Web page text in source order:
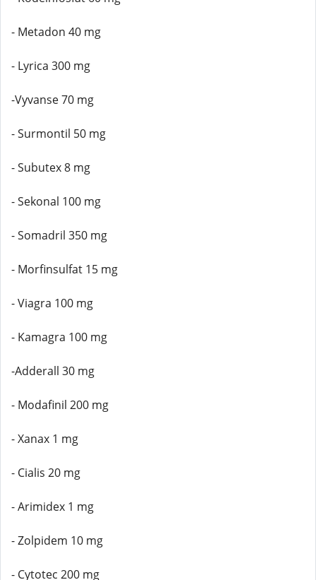
- Metadon 40 mg
- Lyrica 300 mg
-Vyvanse 70 mg
- Surmontil 50 mg
- Subutex 8 mg
- Sekonal 100 mg
- Somadril 350 mg
- Morfinsulfat 15 mg
- Viagra 100 mg
- Kamagra 100 mg
-Adderall 30 mg
- Modafinil 200 mg
- Xanax 1 mg
- Cialis 20 mg
- Arimidex 1 mg
- Zolpidem 10 mg
- Cytotec 200 mg